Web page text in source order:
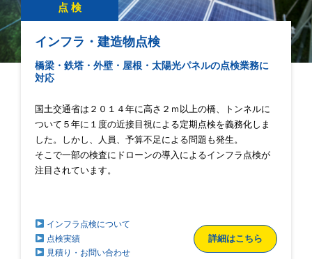
点 検
インフラ・建造物点検
橋梁・鉄塔・外壁・屋根・太陽光パネルの点検業務に
対応
国土交通省は２０１４年に高さ２ｍ以上の橋、トンネルに
ついて５年に１度の近接目視による定期点検を義務化しま
した。しかし、人員、予算不足による問題も発生。
そこで一部の検査にドローンの導入によるインフラ点検が
注目されています。
インフラ点検について
点検実績
見積り・お問い合わせ
詳細はこちら